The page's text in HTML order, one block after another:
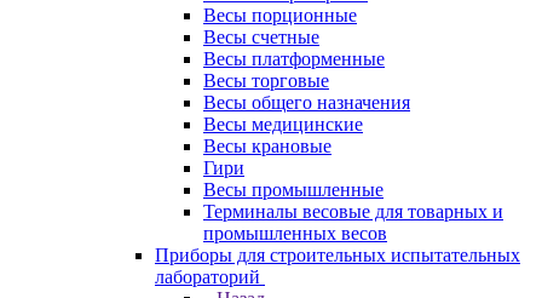
Весы порционные
Весы счетные
Весы платформенные
Весы торговые
Весы общего назначения
Весы медицинские
Весы крановые
Гири
Весы промышленные
Терминалы весовые для товарных и
промышленных весов
Приборы для строительных испытательных
лабораторий